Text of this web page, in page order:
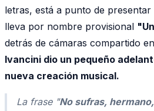
letras, está a punto de
lleva por nombre provisional
detrás de cámaras compartido
Ivancini dio un pequeño
nueva creación musical.
La frase "No sufras,